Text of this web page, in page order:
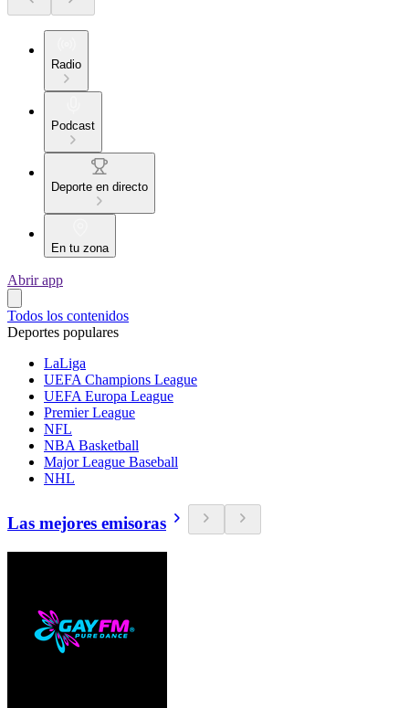
Radio
Podcast
Deporte en directo
En tu zona
Abrir app
Todos los contenidos
Deportes populares
LaLiga
UEFA Champions League
UEFA Europa League
Premier League
NFL
NBA Basketball
Major League Baseball
NHL
Las mejores emisoras